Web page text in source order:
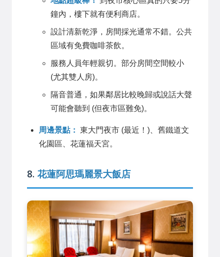
鐘內，樓下就有便利商店。
設計清新乾淨，房間採光通常不錯。公共
區域有免費咖啡茶飲。
服務人員年輕親切。部分房間空間較小
(尤其雙人房)。
隔音普通，如果鄰居比較晚歸或說話大聲
可能會聽到 (但夜市區難免)。
周邊景點： 東大門夜市 (最近！)、舊鐵道文
化園區、花蓮福天宮。
8. 花蓮阿思瑪麗景大飯店